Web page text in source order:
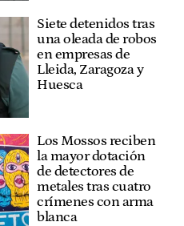
Siete detenidos tras
una oleada de robos
en empresas de
Lleida, Zaragoza y
Huesca
Los Mossos reciben
la mayor dotación
de detectores de
metales tras cuatro
crímenes con arma
blanca